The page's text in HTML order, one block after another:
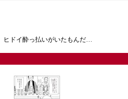
ヒドイ酔っ払いがいたもんだ…